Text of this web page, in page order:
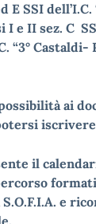
E SSI dell’I.C.
I e II sez. C
“3° Castaldi-
ai
il
e